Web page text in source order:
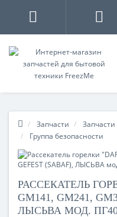
Запчасти
Группа безопасности
РАССЕКАТЕЛЬ
GM141, GM241,
ЛЫСЬВА МОД.